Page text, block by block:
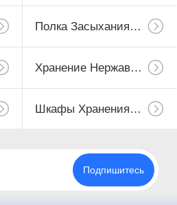
Полка Засыхания Блюда
Хранение Нержавеющей Стали
Шкафы Хранения Кухни
Подпишитесь